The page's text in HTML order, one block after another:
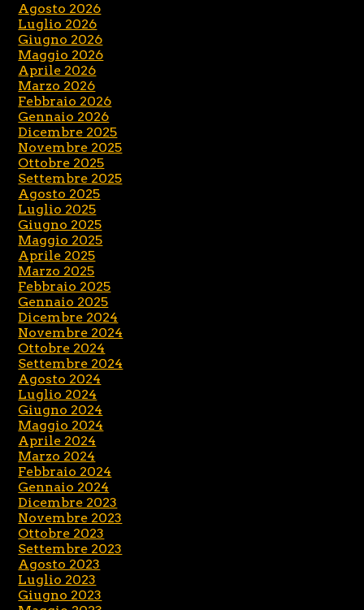
Agosto 2026
Luglio 2026
Giugno 2026
Maggio 2026
Aprile 2026
Marzo 2026
Febbraio 2026
Gennaio 2026
Dicembre 2025
Novembre 2025
Ottobre 2025
Settembre 2025
Agosto 2025
Luglio 2025
Giugno 2025
Maggio 2025
Aprile 2025
Marzo 2025
Febbraio 2025
Gennaio 2025
Dicembre 2024
Novembre 2024
Ottobre 2024
Settembre 2024
Agosto 2024
Luglio 2024
Giugno 2024
Maggio 2024
Aprile 2024
Marzo 2024
Febbraio 2024
Gennaio 2024
Dicembre 2023
Novembre 2023
Ottobre 2023
Settembre 2023
Agosto 2023
Luglio 2023
Giugno 2023